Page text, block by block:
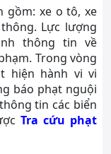
gồm: xe o tô, xe
Lực lượng
thông tin về
Trong vòng
hiện hành vi vi
báo phạt nguội
tin các biển
Tra cứu phạt